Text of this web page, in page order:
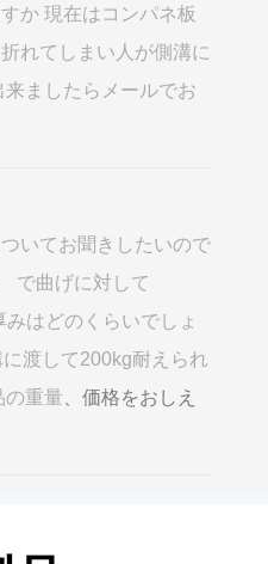
か 現在はコンパネ板
れてしまい人が側溝に
ましたらメールでお
いてお聞きしたいので
で曲げに対して
はどのくらいでしょ
渡して200kg耐えられ
の重量 、価格をおしえ